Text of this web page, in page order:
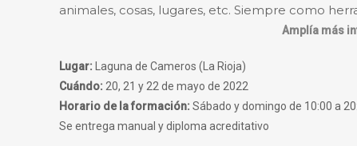
animales, cosas, lugares, etc. Siempre como
Amplía más
Lugar:
Laguna de Cameros (La Rioja)
Cuándo: 20, 21 y 22 de mayo de 2022
Horario de la formación: Sábado y domingo de 10:00 a
Se entrega manual y diploma acreditativo